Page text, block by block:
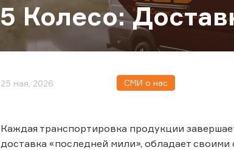
5 Колесо:
25 мая, 2026 СМИ о нас
Каждая транспортировка продукции
доставка «последней мили», обладает